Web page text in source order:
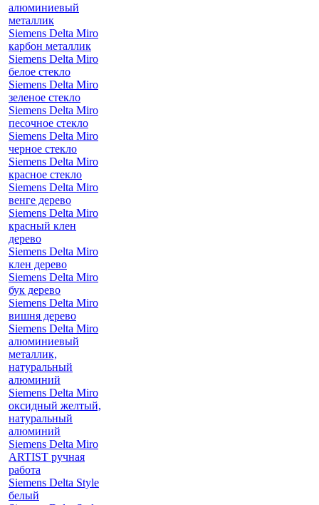
алюминиевый
металлик
Siemens Delta Miro
карбон металлик
Siemens Delta Miro
белое стекло
Siemens Delta Miro
зеленое стекло
Siemens Delta Miro
песочное стекло
Siemens Delta Miro
черное стекло
Siemens Delta Miro
красное стекло
Siemens Delta Miro
венге дерево
Siemens Delta Miro
красный клен
дерево
Siemens Delta Miro
клен дерево
Siemens Delta Miro
бук дерево
Siemens Delta Miro
вишня дерево
Siemens Delta Miro
алюминиевый
металлик,
натуральный
алюминий
Siemens Delta Miro
оксидный желтый,
натуральный
алюминий
Siemens Delta Miro
ARTIST ручная
работа
Siemens Delta Style
белый